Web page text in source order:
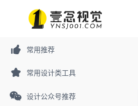
常用推荐
常用设计类工具
设计公众号推荐